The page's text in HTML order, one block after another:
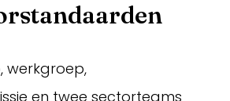
werkgroep,
en twee sectorteams